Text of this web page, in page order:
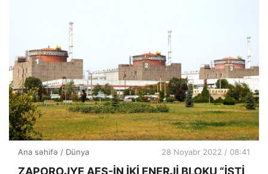
Ana səhifə / Dünya 28 Noyabr 2022 / 08:41
ZAPOROJYE AES-İN İKİ ENERJİ BLOKU “İSTİ